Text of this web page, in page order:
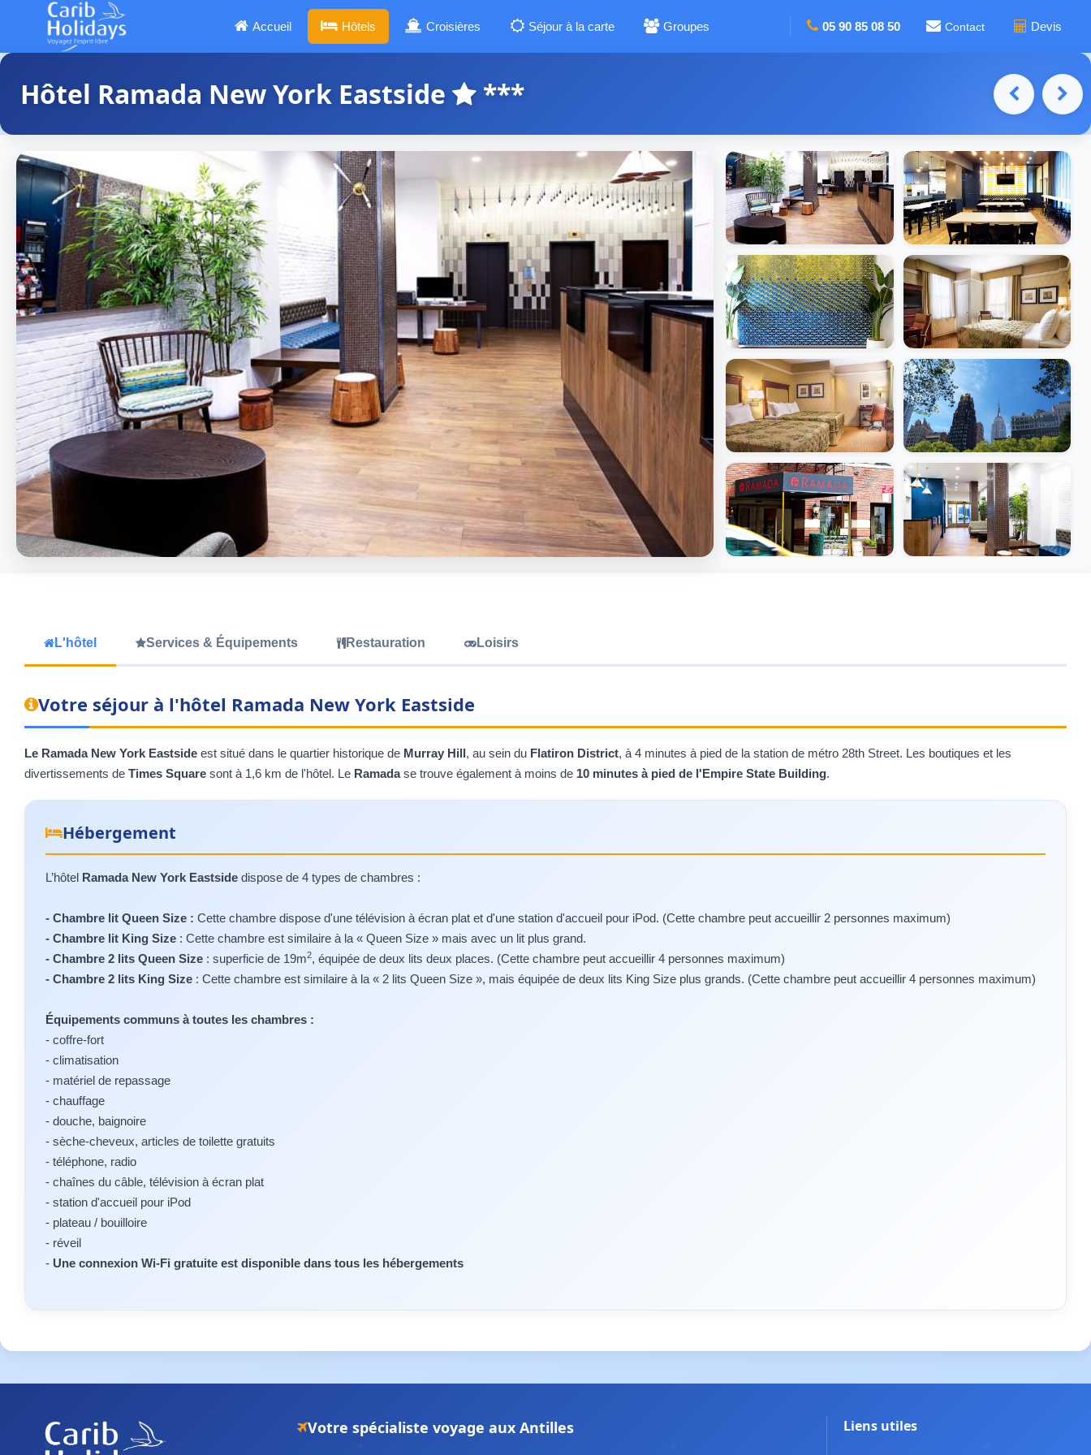
Accueil Hôtels Croisières Séjour à la carte Groupes 05 90 85 08 50 Contact Devis
Hôtel Ramada New York Eastside ***
L'hôtel Services & Équipements Restauration Loisirs
Votre séjour à l'hôtel Ramada New York Eastside
Le Ramada New York Eastside est situé dans le quartier historique de Murray Hill, au sein du Flatiron District, à 4 minutes à pied de la station de métro 28th Street. Les boutiques et les
divertissements de Times Square sont à 1,6 km de l'hôtel. Le Ramadase trouve également à moins de 10 minutes à pied de l'Empire State Building.
Hébergement
L’hôtel Ramada New York Eastside dispose de 4 types de chambres :
- Chambre lit Queen Size : Cette chambre dispose d'une télévision à écran plat et d'une station d'accueil pour iPod. (Cette chambre peut accueillir 2 personnes maximum)
- Chambre lit King Size : Cette chambre est similaire à la « Queen Size » mais avec un lit plus grand.
- Chambre 2 lits Queen Size : superficie de 19m2, équipée de deux lits deux places. (Cette chambre peut accueillir 4 personnes maximum)
- Chambre 2 lits King Size : Cette chambre est similaire à la « 2 lits Queen Size », mais équipée de deux lits King Size plus grands. (Cette chambre peut accueillir 4 personnes maximum)
Équipements communs à toutes les chambres :
- coffre-fort
- climatisation
- matériel de repassage
- chauffage
- douche, baignoire
- sèche-cheveux, articles de toilette gratuits
- téléphone, radio
- chaînes du câble, télévision à écran plat
- station d'accueil pour iPod
- plateau / bouilloire
- réveil
- Une connexion Wi-Fi gratuite est disponible dans tous les hébergements
Votre spécialiste voyage aux Antilles Liens utiles